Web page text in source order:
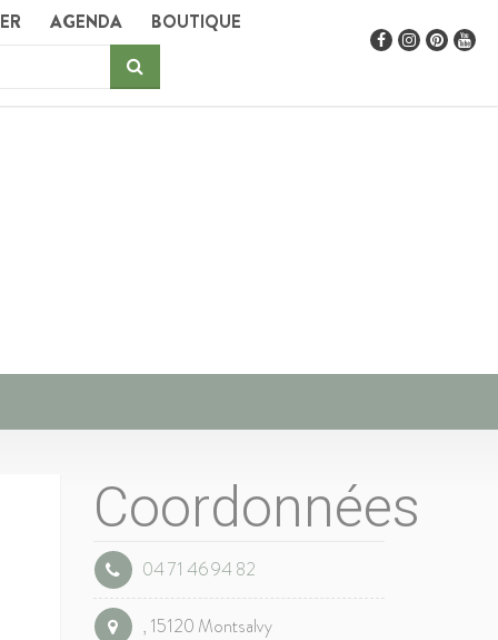
AGENDA BOUTIQUE
Coordonnées
04 71 46 94 82
, 15120 Montsalvy